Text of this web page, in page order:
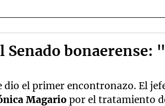
bonaerense:
dio el primer encontronazo. El
Magario por el tratamiento